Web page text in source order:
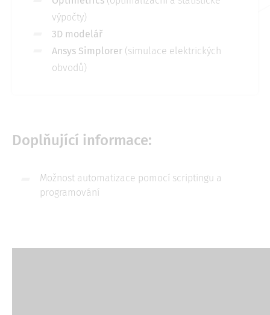
výpočty)
3D modelář
Ansys Simplorer (simulace elektrických
obvodů)
Doplňující informace:
Možnost automatizace pomocí scriptingu a
programování